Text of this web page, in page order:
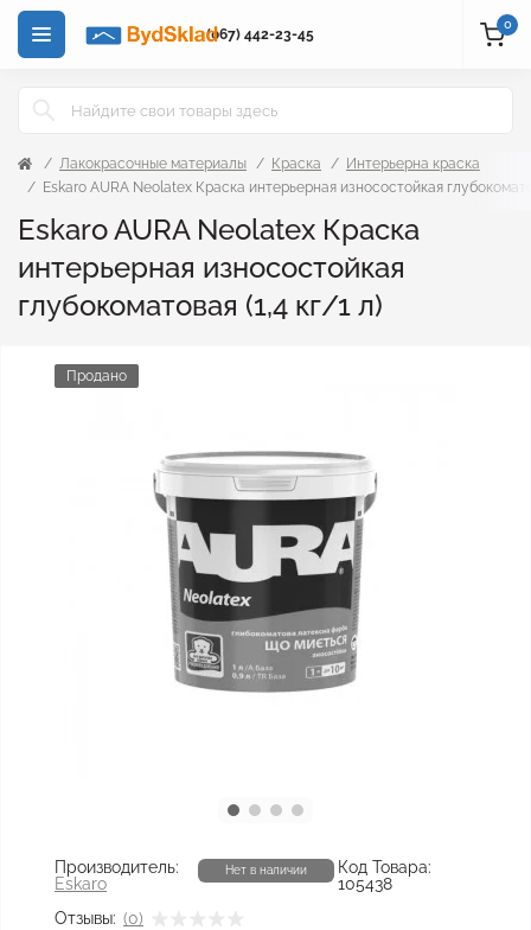
(067) 442-23-45
0
Лакокрасочные материалы Краска
Интерьерна краска
Eskaro AURA Neolatex Краска интерьерная износостойкая
Eskaro AURA Neolatex Краска
интерьерная износостойкая
глубокоматовая (1,4 кг/1 л)
Продано
Производитель:
Eskaro
Код Товара:
105438
Отзывы: (0)
Нет в наличии